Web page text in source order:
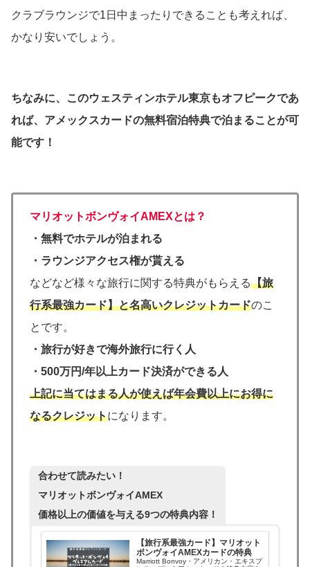
クラブラウンジで1日中まったりできることも考えれば、
かなり安いでしょう。
ちなみに、このウェスティンホテル東京もオフピークであ
れば、アメックスカードの無料宿泊特典で泊まることが可
能です！
マリオットボンヴォイAMEXとは？
・無料でホテルが泊まれる
・ラウンジアクセス権が貰える
などなど様々な旅行に関する特典がもらえる【旅
行系最強カード】と名高いクレジットカードのこ
とです。
・ 旅行が好きで海外旅行に行く人
・ 500万円/年以上カード決済ができる人
上記に当てはまる人が使えば年会費以上にお得に
なるクレジットになります。
合わせて読みたい！
マリオットボンヴォイAMEX
価格以上の価値を与える9つの特典内容！
【旅行系最強カード】マリオット
ボンヴォイAMEXカードの特典
Marriott Bonvoy・アメリカン・エキスプ